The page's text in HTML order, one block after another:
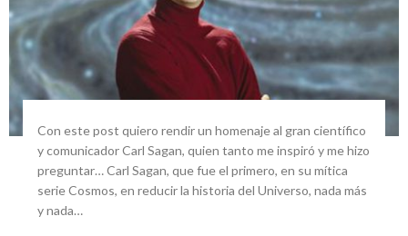
Con este post quiero rendir un homenaje al gran científico
y comunicador Carl Sagan, quien tanto me inspiró y me hizo
preguntar… Carl Sagan, que fue el primero, en su mítica
serie Cosmos, en reducir la historia del Universo, nada más
y nada…